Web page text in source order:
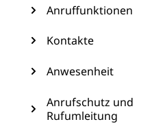
Anruffunktionen
Kontakte
Anwesenheit
Anrufschutz und
Rufumleitung